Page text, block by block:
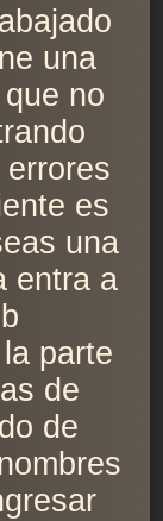
una
no
es
una
entra a
parte
de
de